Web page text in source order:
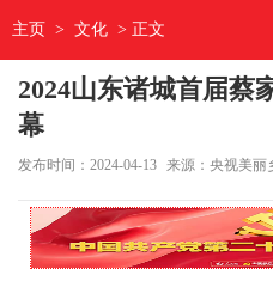
主页 > 文化 > 正文
2024山东诸城首届蔡
幕
发布时间：2024-04-13 来源：央视美丽